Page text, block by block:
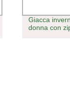
Giacca
donna con